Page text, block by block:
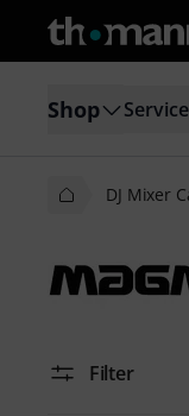
Shop Service
DJ Mixer
Filter